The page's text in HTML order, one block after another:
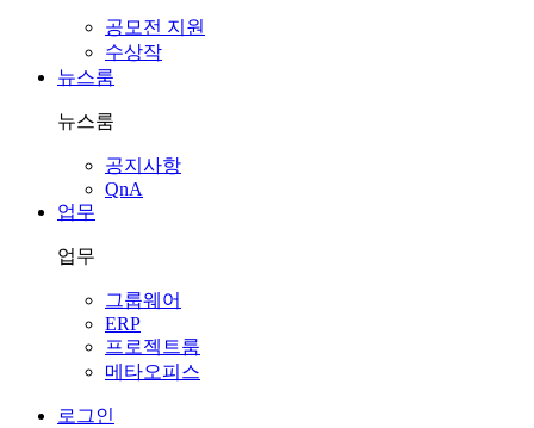
공모전 지원
수상작
뉴스룸
뉴스룸
공지사항
QnA
업무
업무
그룹웨어
ERP
프로젝트룸
메타오피스
로그인